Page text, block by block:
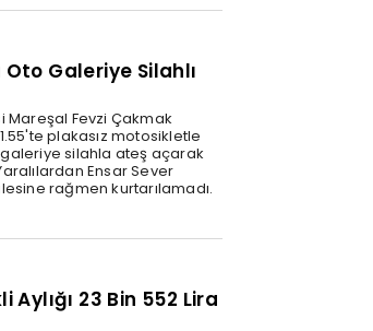
Galeriye Silahlı
Mareşal Fevzi Çakmak
plakasız motosikletle
galeriye silahla ateş açarak
Ensar Sever
rağmen kurtarılamadı.
Aylığı 23 Bin 552 Lira